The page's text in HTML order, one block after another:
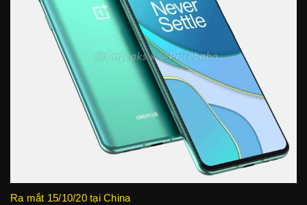
Ra mắt 15/10/20 tại China